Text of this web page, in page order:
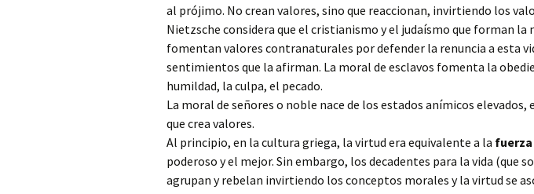
al prójimo. No crean valores, sino que reaccionan, invirtiendo los
Nietzsche considera que el cristianismo y el judaísmo que forman
fomentan valores contranaturales por defender la renuncia a esta
sentimientos que la afirman. La moral de esclavos fomenta la
humildad, la culpa, el pecado.
La moral de señores o noble nace de los estados anímicos elevados,
que crea valores.
Al principio, en la cultura griega, la virtud era equivalente a la fuerza
poderoso y el mejor. Sin embargo, los decadentes para la vida (que
agrupan y rebelan invirtiendo los conceptos morales y la virtud se